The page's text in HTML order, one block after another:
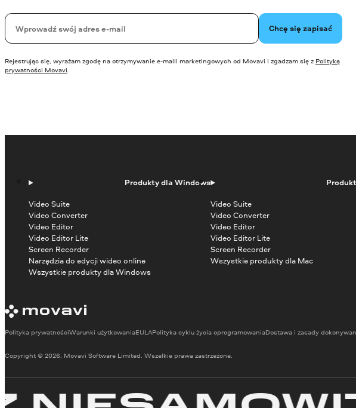
Twój email Chcę się zapisać
Rejestrując się, wyrażam zgodę na otrzymywanie e-maili marketingowych od Movavi i zgadzam się z Polityką
prywatności Movavi.
Produkty dla Windows
Video Suite
Video Converter
Video Editor
Video Editor Lite
Screen Recorder
Narzędzia do edycji wideo online
Wszystkie produkty dla Windows
Video Suite
Video Converter
Video Editor
Video Editor Lite
Screen Recorder
Wszystkie produkty dla Mac
Copyright © 2026, Movavi Software Limited. Wszelkie prawa zastrzeżone.
Polityka prywatnościWarunki użytkowaniaEULAPolityka cyklu życia oprogramowaniaDostawa i zasady